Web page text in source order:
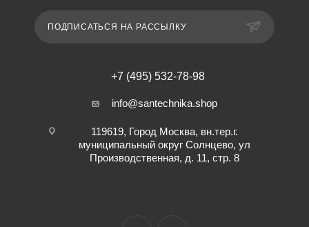
ПОДПИСАТЬСЯ НА РАССЫЛКУ
+7 (495) 532-78-98
info@santechnika.shop
119619, Город Москва, вн.тер.г.
муниципальный округ Солнцево, ул
Производственная, д. 11, стр. 8